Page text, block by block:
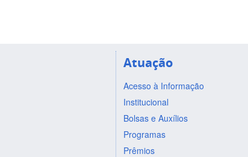
Atuação
Acesso à Informação
Institucional
Bolsas e Auxílios
Programas
Prêmios